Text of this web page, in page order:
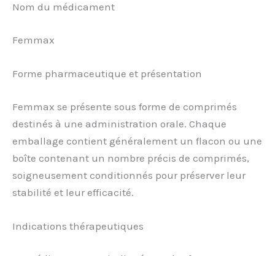
Nom du médicament
Femmax
Forme pharmaceutique et présentation
Femmax se présente sous forme de comprimés
destinés à une administration orale. Chaque
emballage contient généralement un flacon ou une
boîte contenant un nombre précis de comprimés,
soigneusement conditionnés pour préserver leur
stabilité et leur efficacité.
Indications thérapeutiques